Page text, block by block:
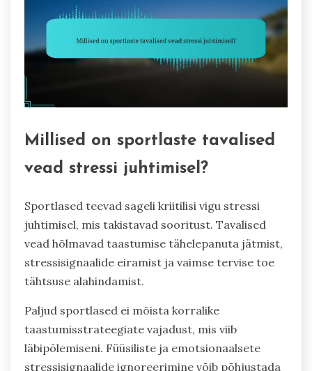
Millised on sportlaste tavalised
vead stressi juhtimisel?
Sportlased teevad sageli kriitilisi vigu stressi
juhtimisel, mis takistavad sooritust. Tavalised
vead hõlmavad taastumise tähelepanuta jätmist,
stressisignaalide eiramist ja vaimse tervise toe
tähtsuse alahindamist.
Paljud sportlased ei mõista korralike
taastumisstrateegiate vajadust, mis viib
läbipõlemiseni. Füüsiliste ja emotsionaalsete
stressisignaalide ignoreerimine võib põhjustada